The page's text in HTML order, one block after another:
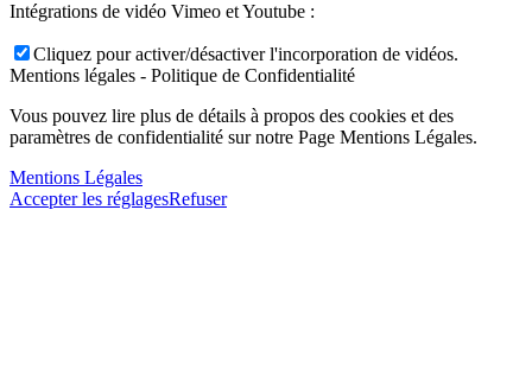
Intégrations de vidéo Vimeo et Youtube :
Cliquez pour activer/désactiver l'incorporation de vidéos.
Mentions légales - Politique de Confidentialité
Vous pouvez lire plus de détails à propos des cookies et des
paramètres de confidentialité sur notre Page Mentions Légales.
Mentions Légales
Accepter les réglagesRefuser